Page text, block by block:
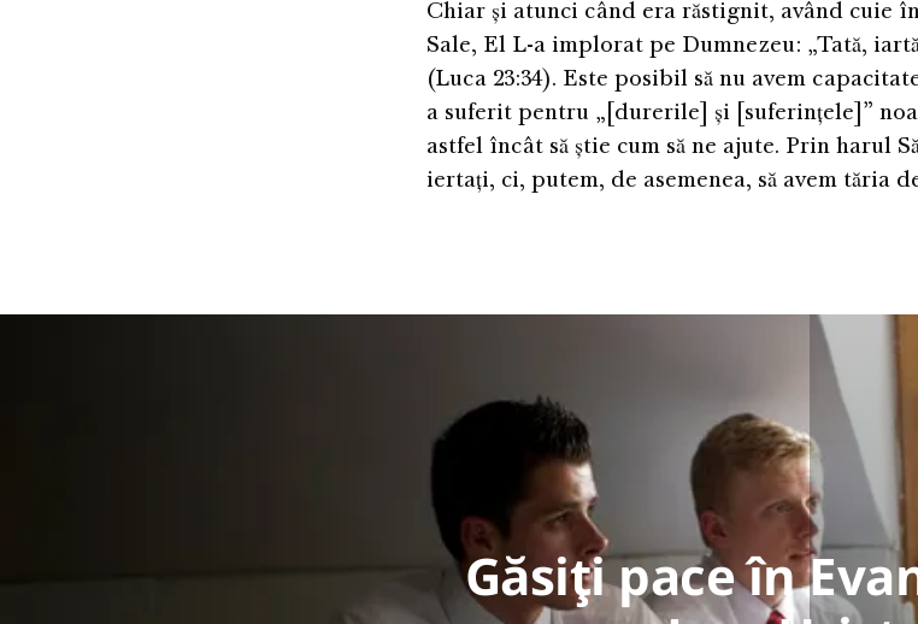
Chiar și atunci când era răstignit, având cuie
Sale, El L-a implorat pe Dumnezeu: „Tată,
(Luca 23:34). Este posibil să nu avem
a suferit pentru „[durerile] și [suferințele]”
astfel încât să știe cum să ne ajute. Prin harul
iertați, ci, putem, de asemenea, să avem tăria
Găsiți pace în